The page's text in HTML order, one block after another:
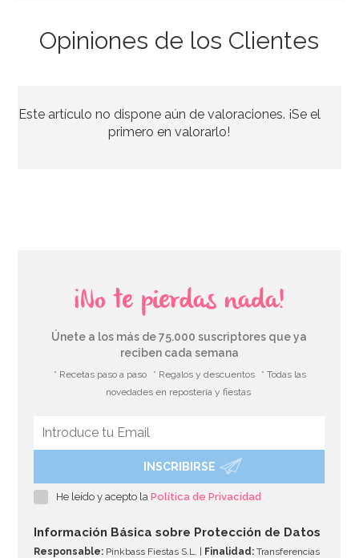
4,49€
Molde Dora la Exploradora
Opiniones de los Clientes
Este artículo no dispone aún de valoraciones. ¡Se el
primero en valorarlo!
¡No te pierdas nada!
Únete a los más de 75.000 suscriptores que ya
reciben cada semana
* Recetas paso a paso * Regalos y descuentos
* Todas las
novedades en repostería y fiestas
INSCRIBIRSE
He leído y acepto laPolítica de Privacidad
Información Básica sobre Protección de Datos
Responsable: Pinkbass Fiestas S.L. | Finalidad: Transferencias